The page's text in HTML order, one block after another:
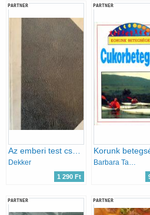
PARTNER
Dekker
1 290 Ft
PARTNER
Barbara Taylor
PARTNER PARTNER